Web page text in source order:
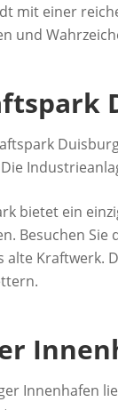
mit einer
und
bietet ein
Besuchen
alte Kraftwerk.
Innenhafen